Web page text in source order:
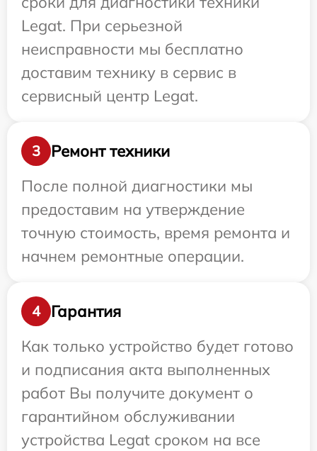
Legat. При серьезной
неисправности мы бесплатно
доставим технику в сервис в
сервисный центр Legat.
3
Ремонт техники
После полной диагностики мы
предоставим на утверждение
точную стоимость, время ремонта и
начнем ремонтные операции.
4
Гарантия
Как только устройство будет готово
и подписания акта выполненных
работ Вы получите документ о
гарантийном обслуживании
устройства Legat сроком на все